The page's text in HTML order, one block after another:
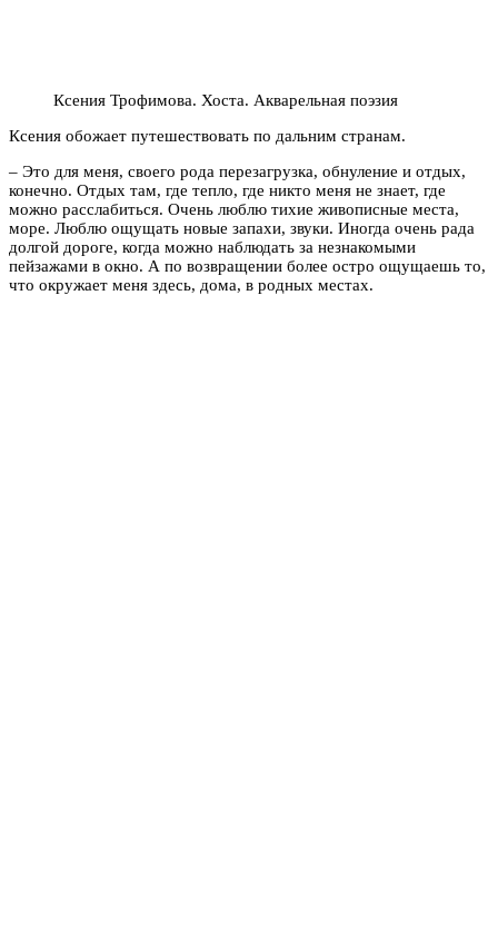
Ксения Трофимова. Хоста. Акварельная поэзия
Ксения обожает путешествовать по дальним странам.
– Это для меня, своего рода перезагрузка, обнуление и отдых,
конечно. Отдых там, где тепло, где никто меня не знает, где
можно расслабиться. Очень люблю тихие живописные места,
море. Люблю ощущать новые запахи, звуки. Иногда очень рада
долгой дороге, когда можно наблюдать за незнакомыми
пейзажами в окно. А по возвращении более остро ощущаешь то,
что окружает меня здесь, дома, в родных местах.